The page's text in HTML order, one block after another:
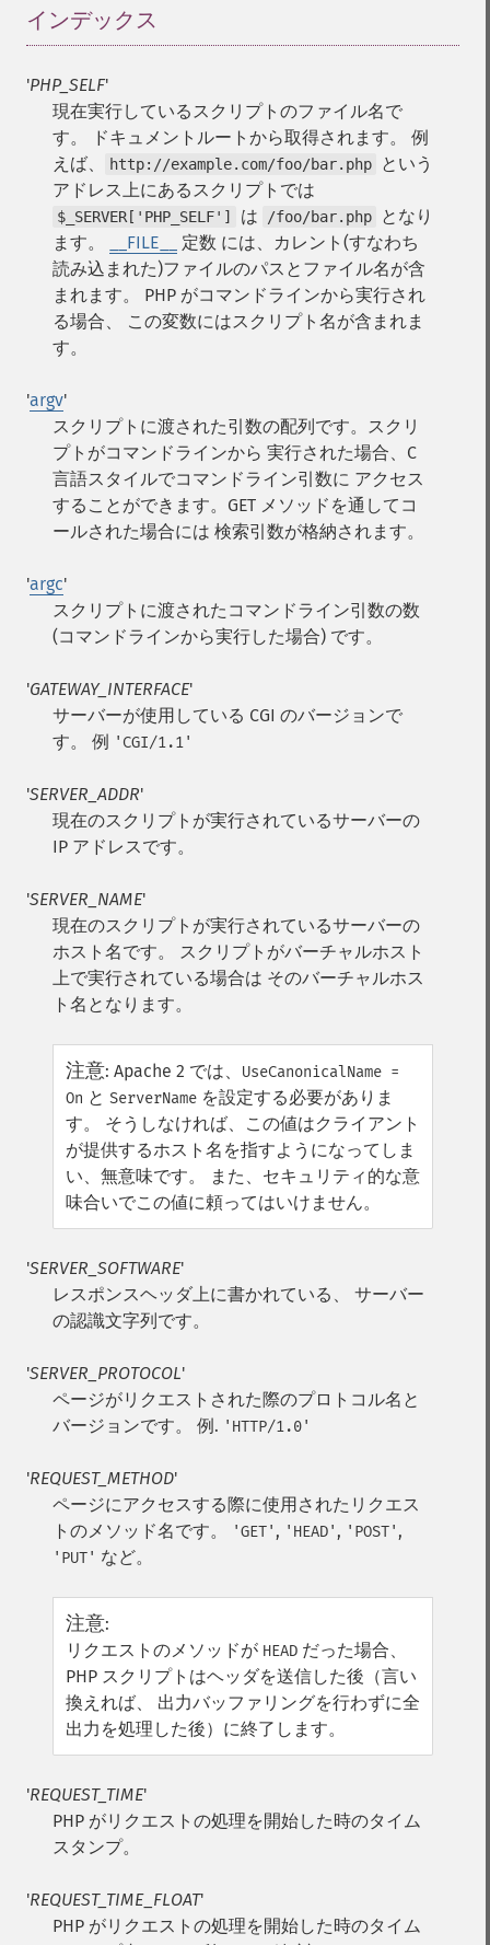
インデックス
'PHP_SELF'
現在実行しているスクリプトのファイル名で
す。 ドキュメントルートから取得されます。 例
えば、
http://example.com/foo/bar.php
という
アドレス上にあるスクリプトでは
$_SERVER['PHP_SELF'] は /foo/bar.php
となり
ます。
__FILE__
定数 には、カレント(すなわち
読み込まれた)ファイルのパスとファイル名が含
まれます。 PHP がコマンドラインから実行され
る場合、 この変数にはスクリプト名が含まれま
す。
'argv'
スクリプトに渡された引数の配列です。スクリ
プトがコマンドラインから 実行された場合、C
言語スタイルでコマンドライン引数に アクセス
することができます。GET メソッドを通してコ
ールされた場合には 検索引数が格納されます。
'argc'
スクリプトに渡されたコマンドライン引数の数
(コマンドラインから実行した場合) です。
'GATEWAY_INTERFACE'
サーバーが使用している CGI のバージョンで
す。 例 'CGI/1.1'
'SERVER_ADDR'
現在のスクリプトが実行されているサーバーの
IP アドレスです。
'SERVER_NAME'
現在のスクリプトが実行されているサーバーの
ホスト名です。 スクリプトがバーチャルホスト
上で実行されている場合は そのバーチャルホス
ト名となります。
注意: Apache 2 では、
UseCanonicalName =
On と ServerName を設定する必要がありま
す。 そうしなければ、この値はクライアント
が提供するホスト名を指すようになってしま
い、無意味です。 また、セキュリティ的な意
味合いでこの値に頼ってはいけません。
'SERVER_SOFTWARE'
レスポンスヘッダ上に書かれている、 サーバー
の認識文字列です。
'SERVER_PROTOCOL'
ページがリクエストされた際のプロトコル名と
バージョンです。 例. 'HTTP/1.0'
'REQUEST_METHOD'
ページにアクセスする際に使用されたリクエス
トのメソッド名です。
'GET' , 'HEAD' , 'POST' ,
'PUT' など。
注意:
リクエストのメソッドが HEAD だった場合、
PHP スクリプトはヘッダを送信した後（言い
換えれば、 出力バッファリングを行わずに全
出力を処理した後）に終了します。
'REQUEST_TIME'
PHP がリクエストの処理を開始した時のタイム
スタンプ。
'REQUEST_TIME_FLOAT'
PHP がリクエストの処理を開始した時のタイム